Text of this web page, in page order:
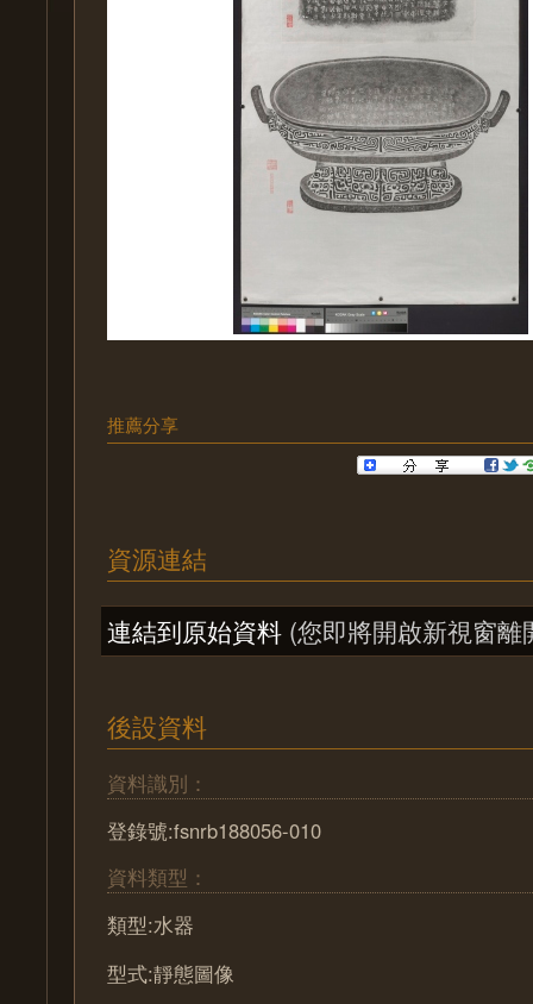
推薦分享
資源連結
連結到原始資料 (您即將開啟新視窗離
後設資料
資料識別：
登錄號:fsnrb188056-010
資料類型：
類型:水器
型式:靜態圖像